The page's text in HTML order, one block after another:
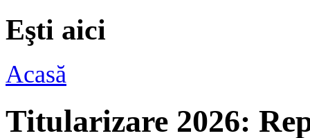
Eşti aici
Acasă
Titularizare 2026: